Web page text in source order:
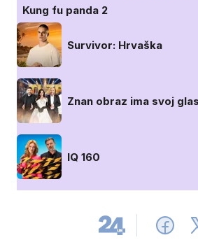
Kung fu panda 2
Survivor: Hrvaška
Znan obraz ima svoj
IQ 160